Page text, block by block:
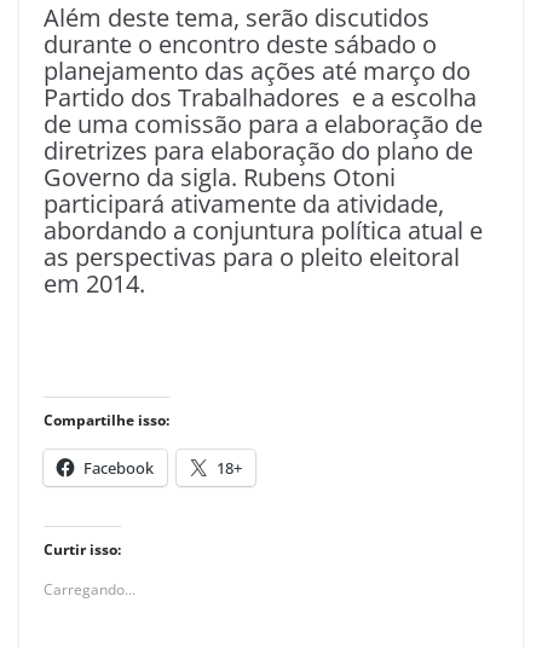
Além deste tema, serão discutidos
durante o encontro deste sábado o
planejamento das ações até março do
Partido dos Trabalhadores e a escolha
de uma comissão para a elaboração de
diretrizes para elaboração do plano de
Governo da sigla. Rubens Otoni
participará ativamente da atividade,
abordando a conjuntura política atual e
as perspectivas para o pleito eleitoral
em 2014.
Compartilhe isso:
Facebook 18+
Curtir isso:
Carregando...